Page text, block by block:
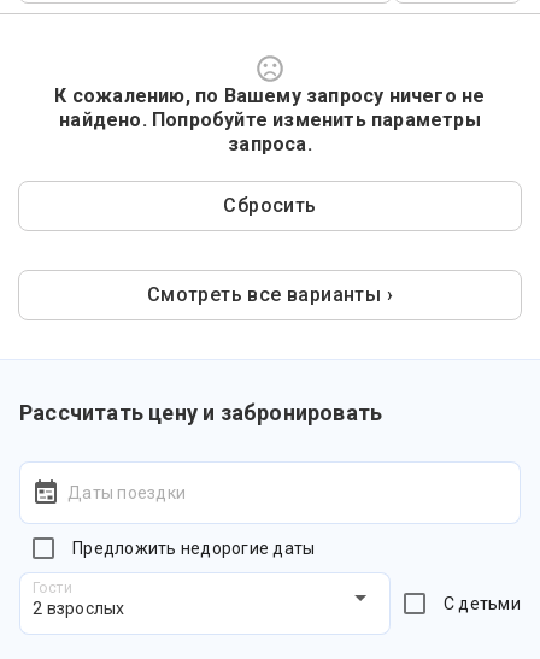
К сожалению, по Вашему запросу ничего не
найдено. Попробуйте изменить параметры
запроса.
Сбросить
Смотреть все варианты ›
Рассчитать цену и забронировать
Даты поездки
Предложить недорогие даты
Гости
2 взрослых С детьми